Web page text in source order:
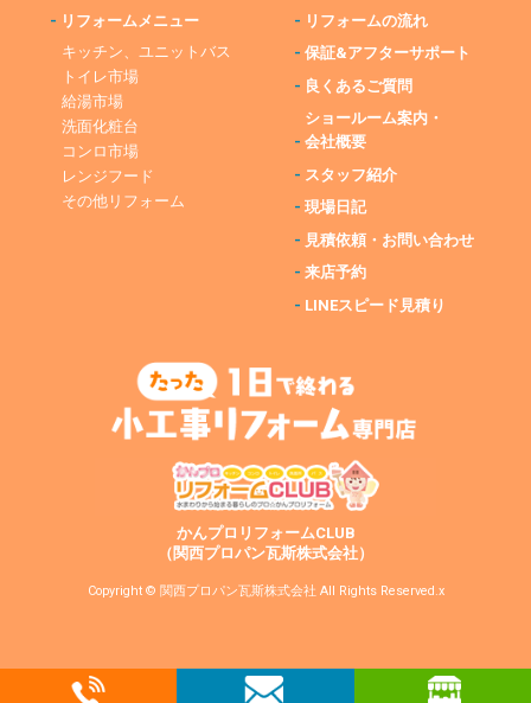
- リフォームメニュー
キッチン、ユニットバス
トイレ市場
給湯市場
洗面化粧台
コンロ市場
レンジフード
その他リフォーム
- リフォームの流れ
-保証&アフターサポート
- 良くあるご質問
-
ショールーム案内・
会社概要
- スタッフ紹介
-現場日記
- 見積依頼・お問い合わせ
-来店予約
- LINEスピード見積り
かんプロリフォームCLUB
（関西プロパン瓦斯株式会社）
Copyright © 関西プロパン瓦斯株式会社 All Rights Reserved.x